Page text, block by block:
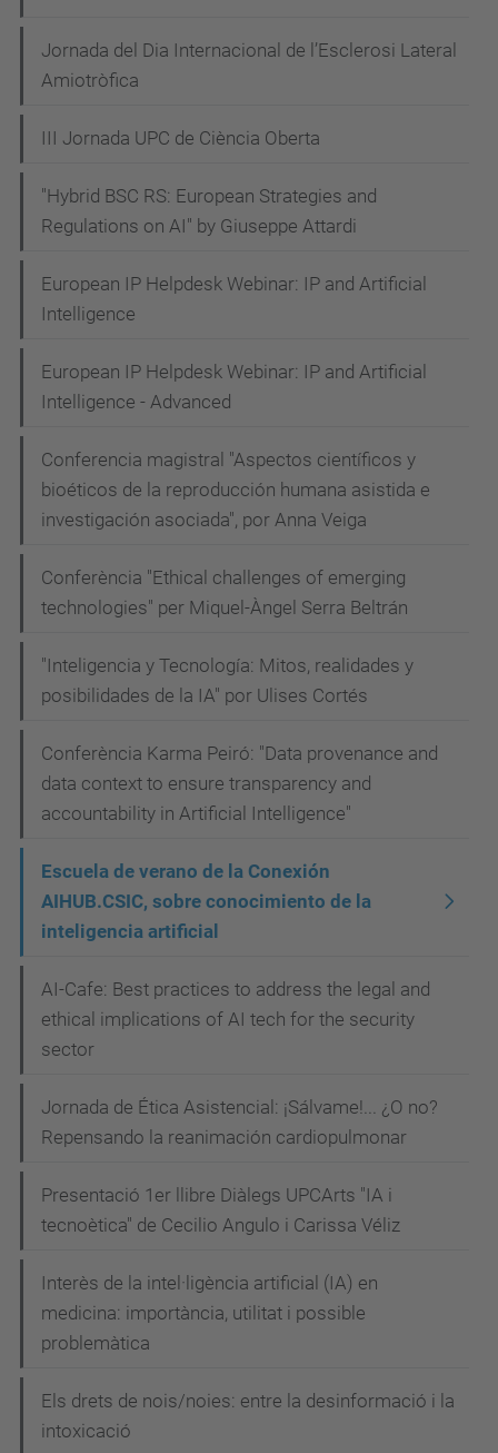
Jornada del Dia Internacional de l’Esclerosi Lateral
Amiotròfica
III Jornada UPC de Ciència Oberta
"Hybrid BSC RS: European Strategies and
Regulations on AI" by Giuseppe Attardi
European IP Helpdesk Webinar: IP and Artificial
Intelligence
European IP Helpdesk Webinar: IP and Artificial
Intelligence - Advanced
Conferencia magistral "Aspectos científicos y
bioéticos de la reproducción humana asistida e
investigación asociada", por Anna Veiga
Conferència "Ethical challenges of emerging
technologies" per Miquel-Àngel Serra Beltrán
"Inteligencia y Tecnología: Mitos, realidades y
posibilidades de la IA" por Ulises Cortés
Conferència Karma Peiró: "Data provenance and
data context to ensure transparency and
accountability in Artificial Intelligence"
Escuela de verano de la Conexión
AIHUB.CSIC, sobre conocimiento de la
inteligencia artificial
AI-Cafe: Best practices to address the legal and
ethical implications of AI tech for the security
sector
Jornada de Ética Asistencial: ¡Sálvame!... ¿O no?
Repensando la reanimación cardiopulmonar
Presentació 1er llibre Diàlegs UPCArts "IA i
tecnoètica" de Cecilio Angulo i Carissa Véliz
Interès de la intel·ligència artificial (IA) en
medicina: importància, utilitat i possible
problemàtica
Els drets de nois/noies: entre la desinformació i la
intoxicació